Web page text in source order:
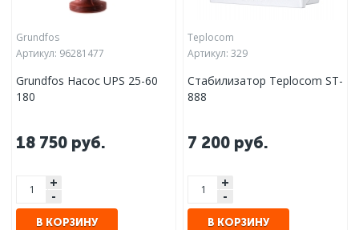
Grundfos
Артикул: 96281477
Grundfos Насос UPS 25-60
180
18 750 руб.
+
-
В КОРЗИНУ
Teplocom
Артикул: 329
Стабилизатор Teplocom ST-
888
7 200 руб.
+
-
В КОРЗИНУ